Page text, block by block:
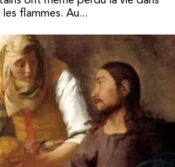
flammes. Au...